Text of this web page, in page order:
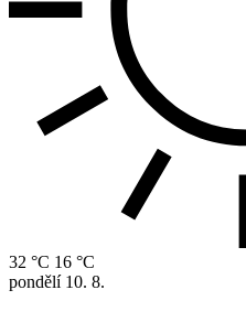
32 °C 16 °C
pondělí 10. 8.